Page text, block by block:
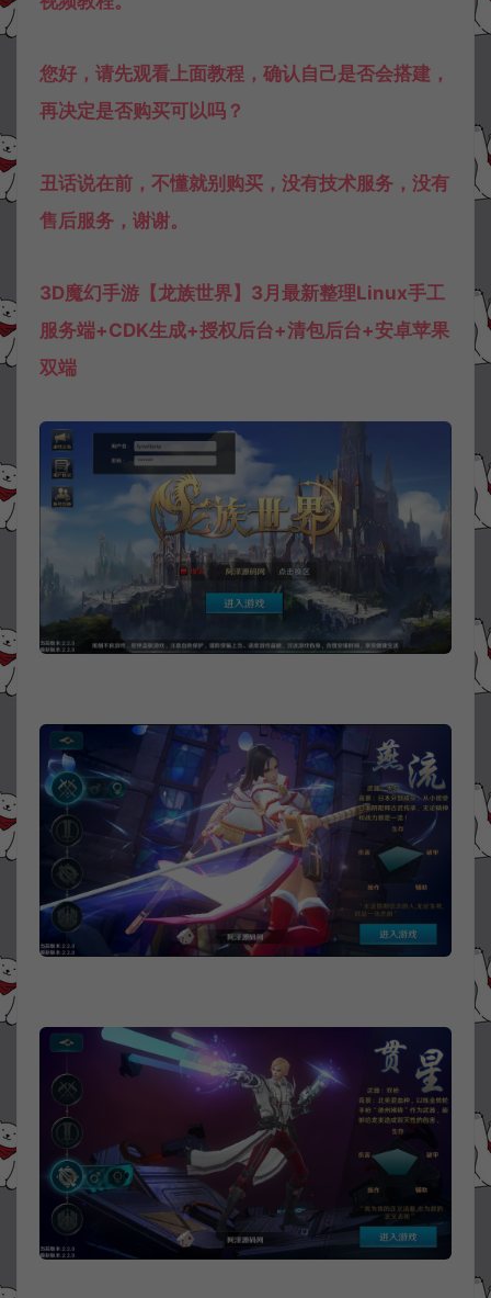
您好，请先观看上面教程，确认自己是否会搭建，
再决定是否购买可以吗？
丑话说在前，不懂就别购买，没有技术服务，没有
售后服务，谢谢。
3D魔幻手游【龙族世界】3月最新整理Linux手工
服务端+CDK生成+授权后台+清包后台+安卓苹果
双端